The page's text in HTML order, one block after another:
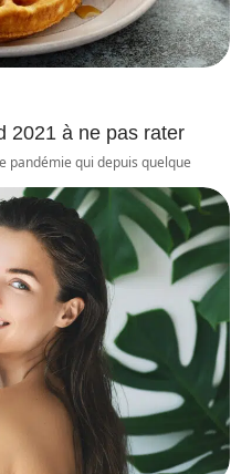
2021 à ne pas rater
pandémie qui depuis quelque